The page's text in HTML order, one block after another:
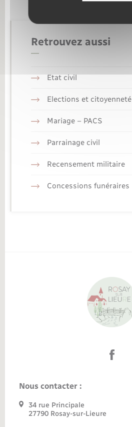
Retrouvez aussi
Etat civil
Elections et citoyenneté
Mariage – PACS
Parrainage civil
Recensement militaire
Concessions funéraires
Nous contacter :
34 rue Principale
27790 Rosay-sur-Lieure